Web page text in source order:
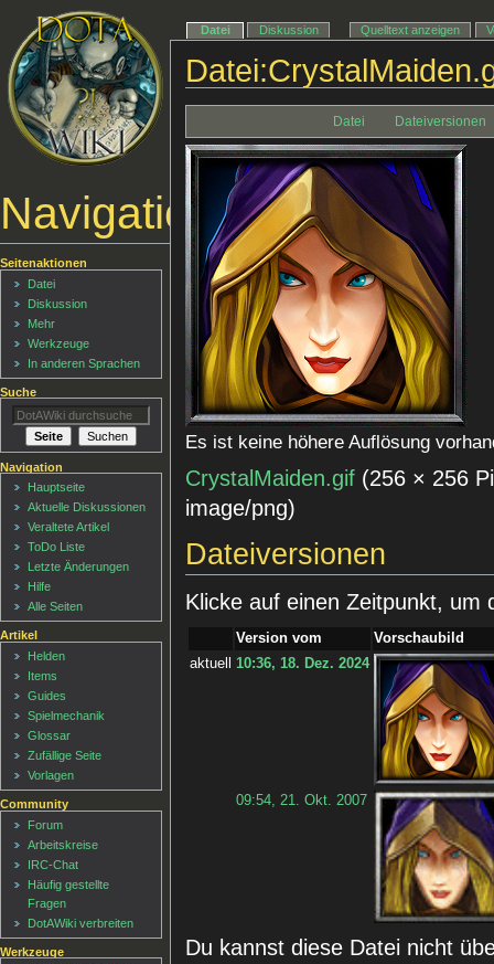
Datei Dateiversionen
Es ist keine höhere Auflösung
CrystalMaiden.gif (256 × 256
image/png)
Dateiversionen
Klicke auf einen Zeitpunkt, um
Version vom
Vorschaubild
aktuell
10:36, 18. Dez. 2024
09:54, 21. Okt. 2007
Du kannst diese Datei nicht
Navigationsmenü
Datei Diskussion Quelltext anzeigen
Seitenaktionen
Datei
Diskussion
Mehr
Werkzeuge
In anderen Sprachen
Suche
Navigation
Hauptseite
Aktuelle Diskussionen
Veraltete Artikel
ToDo Liste
Letzte Änderungen
Hilfe
Alle Seiten
Artikel
Helden
Items
Guides
Spielmechanik
Glossar
Zufällige Seite
Vorlagen
Community
Forum
Arbeitskreise
IRC-Chat
Häufig gestellte
Fragen
DotAWiki verbreiten
Werkzeuge